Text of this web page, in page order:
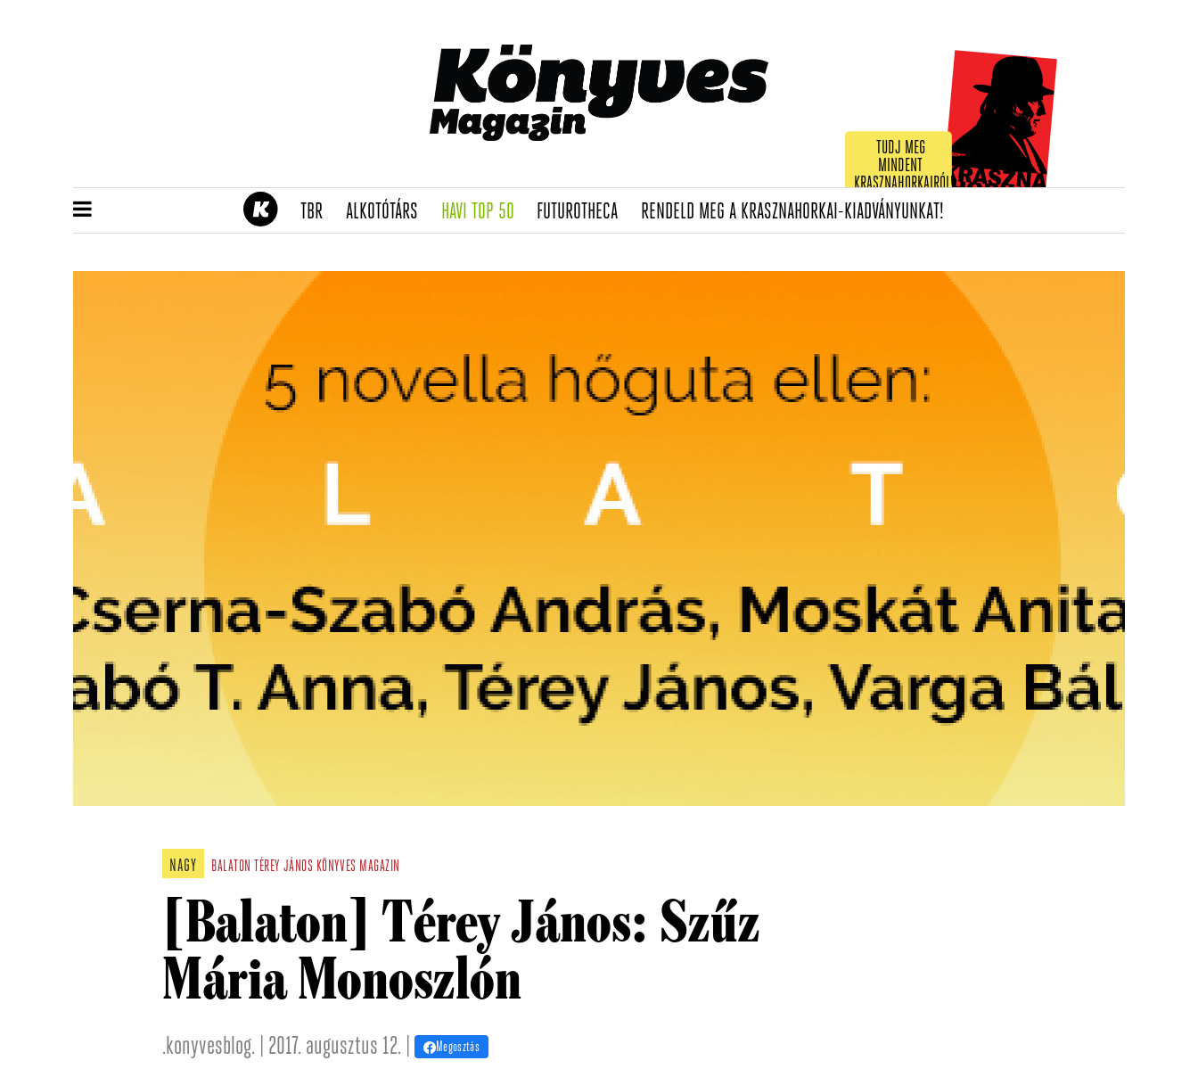
TUDJ MEG
MINDENT
KRASZNAHORKAIRÓL!
TBR(CURRENT)
ALKOTÓTÁRS(CURRENT)
HAVI TOP 50(CURRENT)
FUTUROTHECA(CURRENT)
RENDELD MEG A KRASZNAHORKAI-KIADVÁNYUNKAT!(CURRENT)
NAGY BALATON TÉREY JÁNOS KÖNYVES MAGAZIN
[Balaton] Térey János: Szűz
Mária Monoszlón
.konyvesblog. | 2017. augusztus 12. | Megosztás